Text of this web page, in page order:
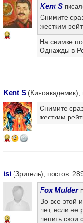
12
Kent S
Снимите
жестким
На снимке
Однажды в
Kent S (Киноакадемик),
14
Снимите
жестким
isi (Зритель), постов:
2
Fox Mulder
Во все этой
лет, если не
лепить свои